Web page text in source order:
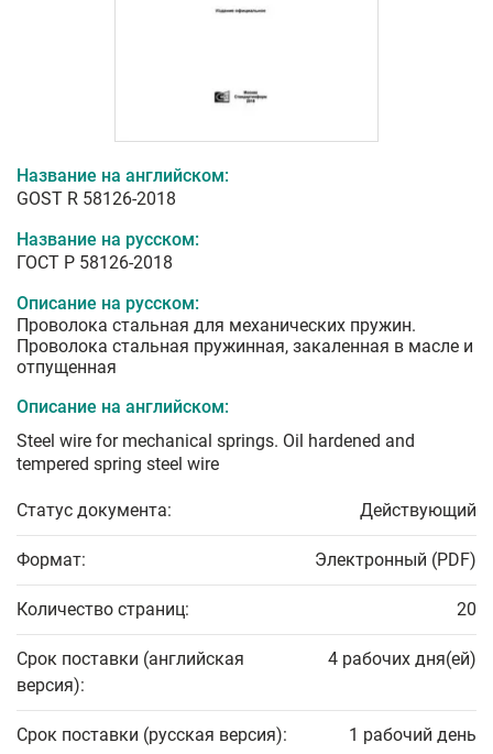
Название на английском:
GOST R 58126-2018
Название на русском:
ГОСТ Р 58126-2018
Описание на русском:
Проволока стальная для механических пружин.
Проволока стальная пружинная, закаленная в масле и
отпущенная
Описание на английском:
Steel wire for mechanical springs. Oil hardened and
tempered spring steel wire
Статус документа: Действующий
Формат: Электронный (PDF)
Количество страниц: 20
Срок поставки (английская
версия):
4 рабочих дня(ей)
Срок поставки (русская версия): 1 рабочий день